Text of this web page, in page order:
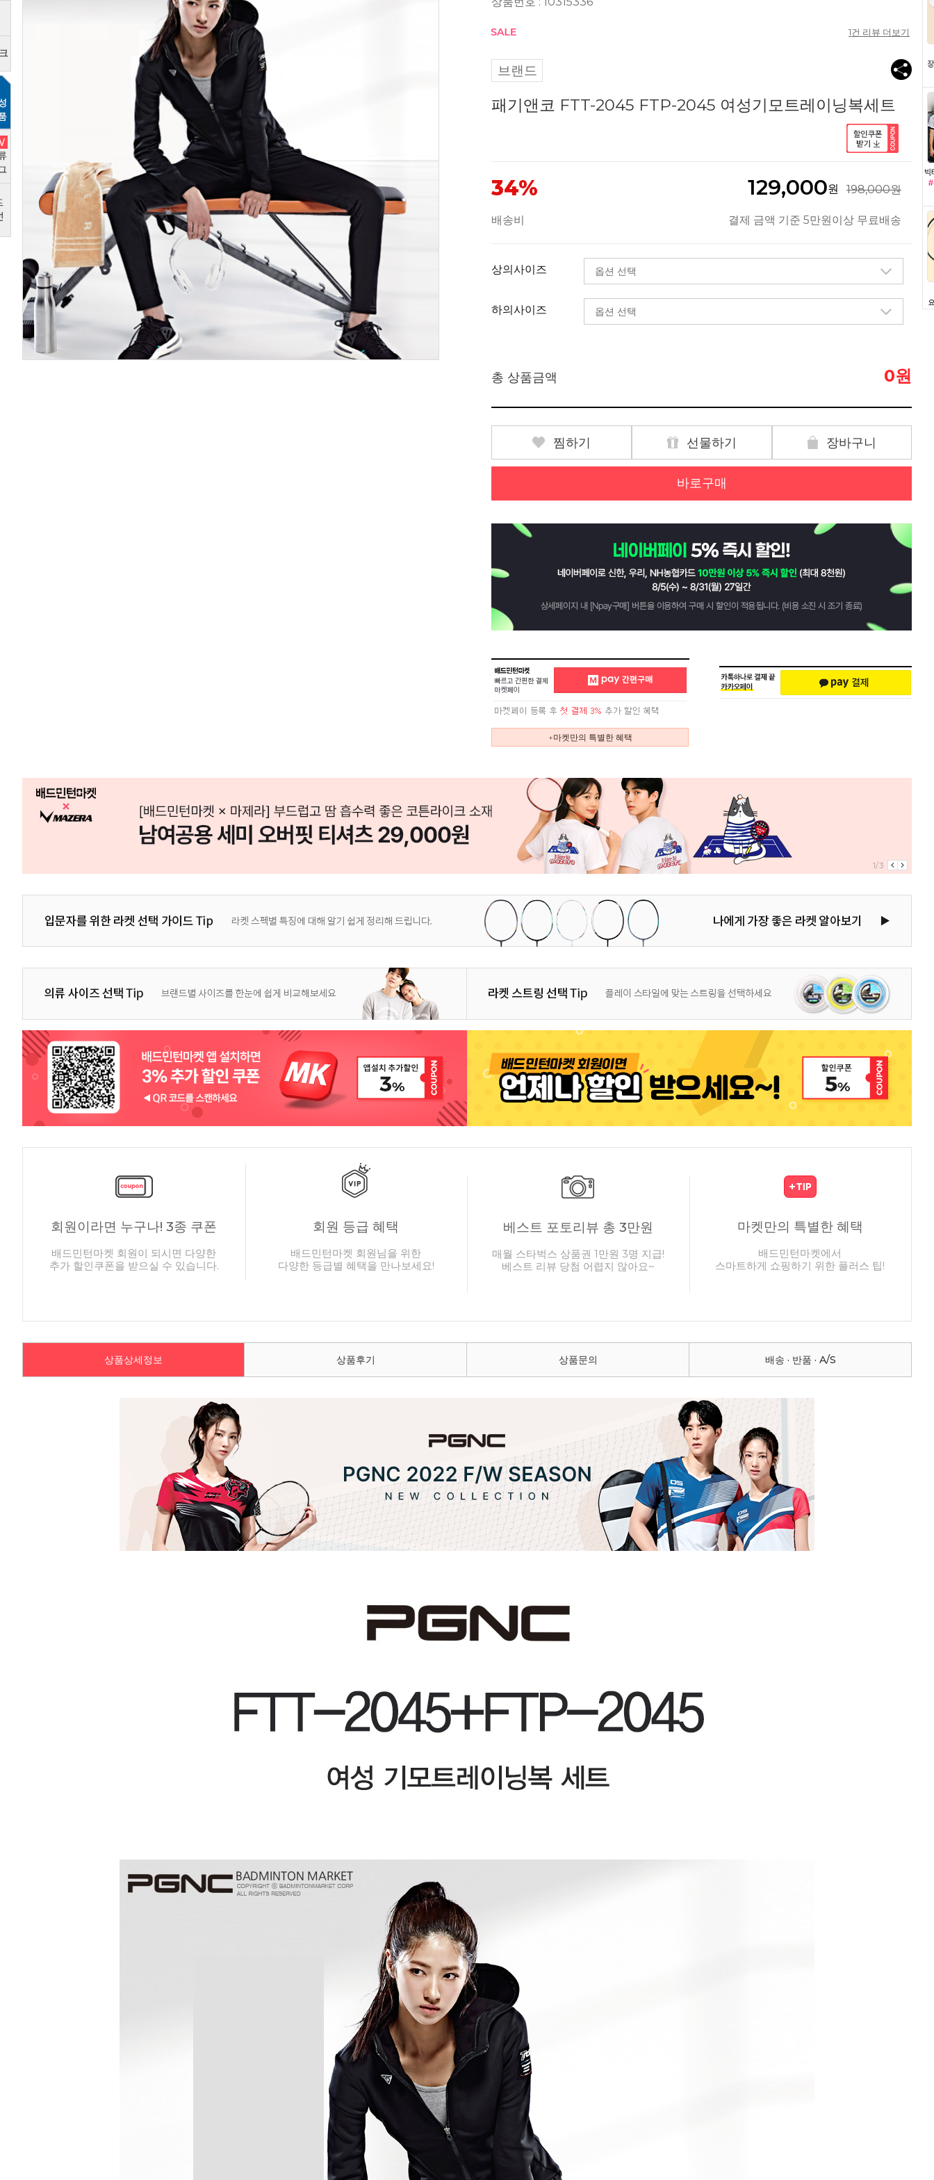
1건 리뷰 더보기
브랜드
패기앤코 FTT-2045 FTP-2045 여성기모트레이닝복세트
34% 129,000원 198,000원
배송비 결제 금액 기준 5만원이상 무료배송
상의사이즈
하의사이즈
총 상품금액 0원
찜하기 선물하기 장바구니
바로구매
+마켓만의 특별한 혜택
1/3
회원이라면 누구나! 3종 쿠폰
배드민턴마켓 회원이 되시면 다양한
추가 할인쿠폰을 받으실 수 있습니다.
회원 등급 혜택
배드민턴마켓 회원님을 위한
다양한 등급별 혜택을 만나보세요!
베스트 포토리뷰 총 3만원
매월 스타벅스 상품권 1만원 3명 지급!
베스트 리뷰 당첨 어렵지 않아요~
마켓만의 특별한 혜택
배드민턴마켓에서
스마트하게 쇼핑하기 위한 플러스 팁!
상품상세정보 상품후기 상품문의 배송 · 반품 · A/S